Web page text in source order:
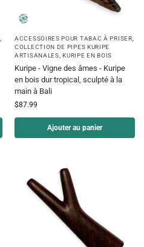
ACCESSOIRES POUR TABAC À PRISER
COLLECTION DE PIPES KURIPE
ARTISANALES ,KURIPE EN BOIS
Kuripe - Vigne des âmes - Kuripe
en bois dur tropical, sculpté à la
main à Bali
$87.99
Ajouter au panier